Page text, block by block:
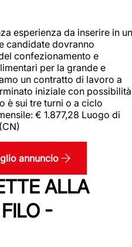
esperienza da inserire in un
candidate dovranno
confezionamento e
per la grande e
un contratto di lavoro a
iniziale con possibilità
è sui tre turni o a ciclo
€ 1.877,28 Luogo di
annuncio
ALLA
-